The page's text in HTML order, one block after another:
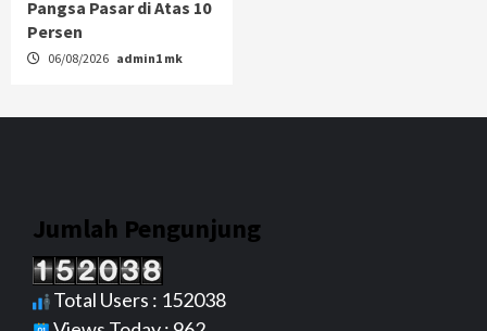
Pangsa Pasar di Atas 10
Persen
06/08/2026 admin1 mk
Jumlah Pengunjung
Total Users : 152038